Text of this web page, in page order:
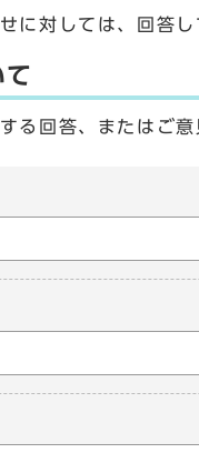
に対しては、回答し
る回答、またはご